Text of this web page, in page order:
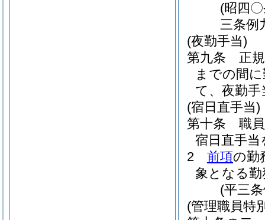
(昭四
三条例
(夜勤手当)
第九条
正
までの間
て、夜勤
(宿日直手当)
第十条
職
宿日直手
2
前項の勤
象となる
(平三
(管理職員特